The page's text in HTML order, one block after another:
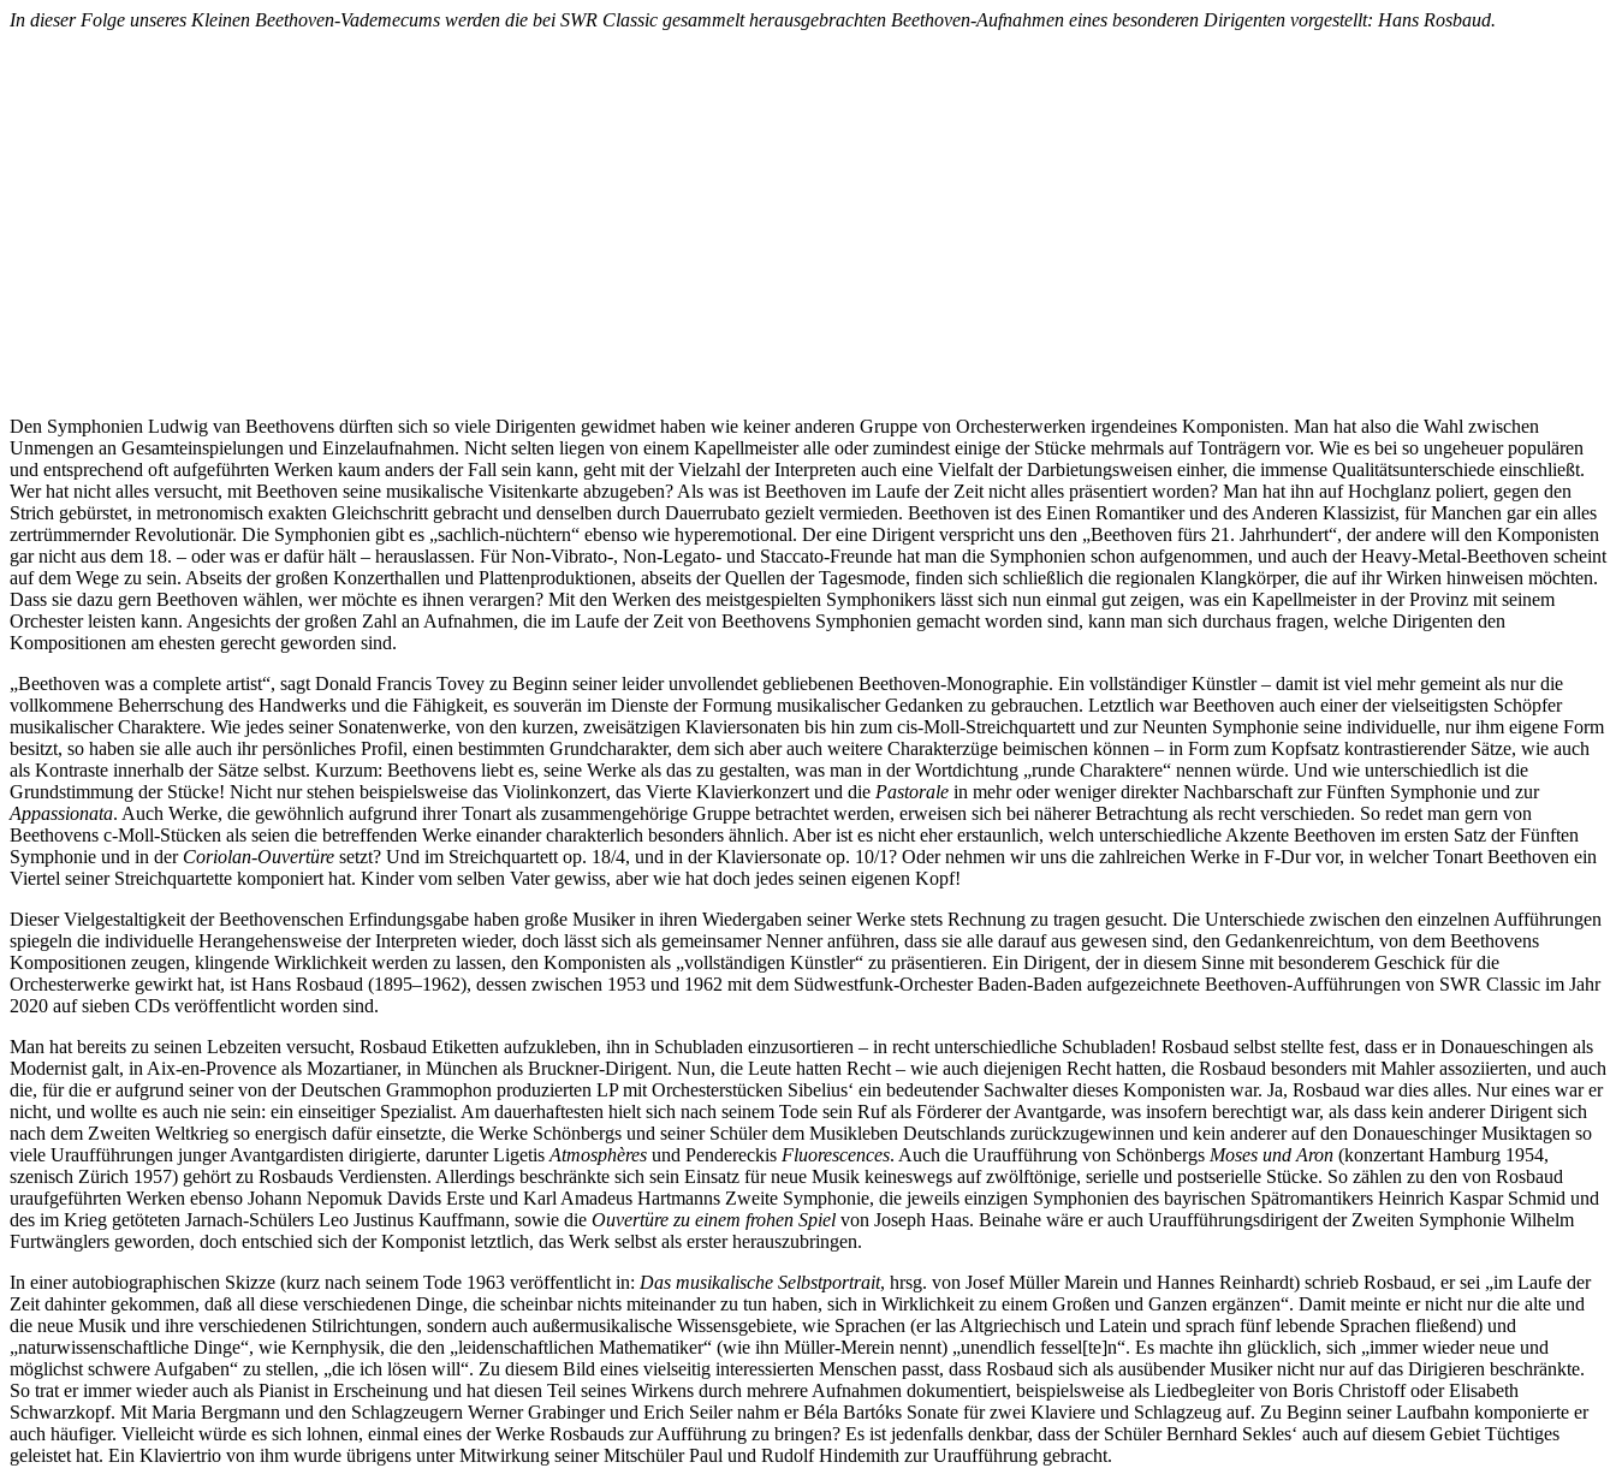
In dieser Folge unseres Kleinen Beethoven-Vademecums werden die bei SWR Classic gesammelt herausgebrachten Beethoven-Aufnahmen eines besonderen Dirigenten vorgestellt: Hans Rosbaud.
Den Symphonien Ludwig van Beethovens dürften sich so viele Dirigenten gewidmet haben wie keiner anderen Gruppe von Orchesterwerken irgendeines Komponisten. Man hat also die Wahl zwischen
Unmengen an Gesamteinspielungen und Einzelaufnahmen. Nicht selten liegen von einem Kapellmeister alle oder zumindest einige der Stücke mehrmals auf Tonträgern vor. Wie es bei so ungeheuer populären
und entsprechend oft aufgeführten Werken kaum anders der Fall sein kann, geht mit der Vielzahl der Interpreten auch eine Vielfalt der Darbietungsweisen einher, die immense Qualitätsunterschiede einschließt.
Wer hat nicht alles versucht, mit Beethoven seine musikalische Visitenkarte abzugeben? Als was ist Beethoven im Laufe der Zeit nicht alles präsentiert worden? Man hat ihn auf Hochglanz poliert, gegen den
Strich gebürstet, in metronomisch exakten Gleichschritt gebracht und denselben durch Dauerrubato gezielt vermieden. Beethoven ist des Einen Romantiker und des Anderen Klassizist, für Manchen gar ein alles
zertrümmernder Revolutionär. Die Symphonien gibt es „sachlich-nüchtern“ ebenso wie hyperemotional. Der eine Dirigent verspricht uns den „Beethoven fürs 21. Jahrhundert“, der andere will den Komponisten
gar nicht aus dem 18. – oder was er dafür hält – herauslassen. Für Non-Vibrato-, Non-Legato- und Staccato-Freunde hat man die Symphonien schon aufgenommen, und auch der Heavy-Metal-Beethoven scheint
auf dem Wege zu sein. Abseits der großen Konzerthallen und Plattenproduktionen, abseits der Quellen der Tagesmode, finden sich schließlich die regionalen Klangkörper, die auf ihr Wirken hinweisen möchten.
Dass sie dazu gern Beethoven wählen, wer möchte es ihnen verargen? Mit den Werken des meistgespielten Symphonikers lässt sich nun einmal gut zeigen, was ein Kapellmeister in der Provinz mit seinem
Orchester leisten kann. Angesichts der großen Zahl an Aufnahmen, die im Laufe der Zeit von Beethovens Symphonien gemacht worden sind, kann man sich durchaus fragen, welche Dirigenten den
Kompositionen am ehesten gerecht geworden sind.
„Beethoven was a complete artist“, sagt Donald Francis Tovey zu Beginn seiner leider unvollendet gebliebenen Beethoven-Monographie. Ein vollständiger Künstler – damit ist viel mehr gemeint als nur die
vollkommene Beherrschung des Handwerks und die Fähigkeit, es souverän im Dienste der Formung musikalischer Gedanken zu gebrauchen. Letztlich war Beethoven auch einer der vielseitigsten Schöpfer
musikalischer Charaktere. Wie jedes seiner Sonatenwerke, von den kurzen, zweisätzigen Klaviersonaten bis hin zum cis-Moll-Streichquartett und zur Neunten Symphonie seine individuelle, nur ihm eigene Form
besitzt, so haben sie alle auch ihr persönliches Profil, einen bestimmten Grundcharakter, dem sich aber auch weitere Charakterzüge beimischen können – in Form zum Kopfsatz kontrastierender Sätze, wie auch
als Kontraste innerhalb der Sätze selbst. Kurzum: Beethovens liebt es, seine Werke als das zu gestalten, was man in der Wortdichtung „runde Charaktere“ nennen würde. Und wie unterschiedlich ist die
Grundstimmung der Stücke! Nicht nur stehen beispielsweise das Violinkonzert, das Vierte Klavierkonzert und die Pastorale in mehr oder weniger direkter Nachbarschaft zur Fünften Symphonie und zur
Appassionata. Auch Werke, die gewöhnlich aufgrund ihrer Tonart als zusammengehörige Gruppe betrachtet werden, erweisen sich bei näherer Betrachtung als recht verschieden. So redet man gern von
Beethovens c-Moll-Stücken als seien die betreffenden Werke einander charakterlich besonders ähnlich. Aber ist es nicht eher erstaunlich, welch unterschiedliche Akzente Beethoven im ersten Satz der Fünften
Symphonie und in der Coriolan-Ouvertüre setzt? Und im Streichquartett op. 18/4, und in der Klaviersonate op. 10/1? Oder nehmen wir uns die zahlreichen Werke in F-Dur vor, in welcher Tonart Beethoven ein
Viertel seiner Streichquartette komponiert hat. Kinder vom selben Vater gewiss, aber wie hat doch jedes seinen eigenen Kopf!
Dieser Vielgestaltigkeit der Beethovenschen Erfindungsgabe haben große Musiker in ihren Wiedergaben seiner Werke stets Rechnung zu tragen gesucht. Die Unterschiede zwischen den einzelnen Aufführungen
spiegeln die individuelle Herangehensweise der Interpreten wieder, doch lässt sich als gemeinsamer Nenner anführen, dass sie alle darauf aus gewesen sind, den Gedankenreichtum, von dem Beethovens
Kompositionen zeugen, klingende Wirklichkeit werden zu lassen, den Komponisten als „vollständigen Künstler“ zu präsentieren. Ein Dirigent, der in diesem Sinne mit besonderem Geschick für die
Orchesterwerke gewirkt hat, ist Hans Rosbaud (1895–1962), dessen zwischen 1953 und 1962 mit dem Südwestfunk-Orchester Baden-Baden aufgezeichnete Beethoven-Aufführungen von SWR Classic im Jahr
2020 auf sieben CDs veröffentlicht worden sind.
Man hat bereits zu seinen Lebzeiten versucht, Rosbaud Etiketten aufzukleben, ihn in Schubladen einzusortieren – in recht unterschiedliche Schubladen! Rosbaud selbst stellte fest, dass er in Donaueschingen als
Modernist galt, in Aix-en-Provence als Mozartianer, in München als Bruckner-Dirigent. Nun, die Leute hatten Recht – wie auch diejenigen Recht hatten, die Rosbaud besonders mit Mahler assoziierten, und auch
die, für die er aufgrund seiner von der Deutschen Grammophon produzierten LP mit Orchesterstücken Sibelius‘ ein bedeutender Sachwalter dieses Komponisten war. Ja, Rosbaud war dies alles. Nur eines war er
nicht, und wollte es auch nie sein: ein einseitiger Spezialist. Am dauerhaftesten hielt sich nach seinem Tode sein Ruf als Förderer der Avantgarde, was insofern berechtigt war, als dass kein anderer Dirigent sich
nach dem Zweiten Weltkrieg so energisch dafür einsetzte, die Werke Schönbergs und seiner Schüler dem Musikleben Deutschlands zurückzugewinnen und kein anderer auf den Donaueschinger Musiktagen so
viele Uraufführungen junger Avantgardisten dirigierte, darunter Ligetis Atmosphères und Pendereckis Fluorescences. Auch die Uraufführung von Schönbergs Moses und Aron (konzertant Hamburg 1954,
szenisch Zürich 1957) gehört zu Rosbauds Verdiensten. Allerdings beschränkte sich sein Einsatz für neue Musik keineswegs auf zwölftönige, serielle und postserielle Stücke. So zählen zu den von Rosbaud
uraufgeführten Werken ebenso Johann Nepomuk Davids Erste und Karl Amadeus Hartmanns Zweite Symphonie, die jeweils einzigen Symphonien des bayrischen Spätromantikers Heinrich Kaspar Schmid und
des im Krieg getöteten Jarnach-Schülers Leo Justinus Kauffmann, sowie die Ouvertüre zu einem frohen Spiel von Joseph Haas. Beinahe wäre er auch Uraufführungsdirigent der Zweiten Symphonie Wilhelm
Furtwänglers geworden, doch entschied sich der Komponist letztlich, das Werk selbst als erster herauszubringen.
In einer autobiographischen Skizze (kurz nach seinem Tode 1963 veröffentlicht in: Das musikalische Selbstportrait, hrsg. von Josef Müller Marein und Hannes Reinhardt) schrieb Rosbaud, er sei „im Laufe der
Zeit dahinter gekommen, daß all diese verschiedenen Dinge, die scheinbar nichts miteinander zu tun haben, sich in Wirklichkeit zu einem Großen und Ganzen ergänzen“. Damit meinte er nicht nur die alte und
die neue Musik und ihre verschiedenen Stilrichtungen, sondern auch außermusikalische Wissensgebiete, wie Sprachen (er las Altgriechisch und Latein und sprach fünf lebende Sprachen fließend) und
„naturwissenschaftliche Dinge“, wie Kernphysik, die den „leidenschaftlichen Mathematiker“ (wie ihn Müller-Merein nennt) „unendlich fessel[te]n“. Es machte ihn glücklich, sich „immer wieder neue und
möglichst schwere Aufgaben“ zu stellen, „die ich lösen will“. Zu diesem Bild eines vielseitig interessierten Menschen passt, dass Rosbaud sich als ausübender Musiker nicht nur auf das Dirigieren beschränkte.
So trat er immer wieder auch als Pianist in Erscheinung und hat diesen Teil seines Wirkens durch mehrere Aufnahmen dokumentiert, beispielsweise als Liedbegleiter von Boris Christoff oder Elisabeth
Schwarzkopf. Mit Maria Bergmann und den Schlagzeugern Werner Grabinger und Erich Seiler nahm er Béla Bartóks Sonate für zwei Klaviere und Schlagzeug auf. Zu Beginn seiner Laufbahn komponierte er
auch häufiger. Vielleicht würde es sich lohnen, einmal eines der Werke Rosbauds zur Aufführung zu bringen? Es ist jedenfalls denkbar, dass der Schüler Bernhard Sekles‘ auch auf diesem Gebiet Tüchtiges
geleistet hat. Ein Klaviertrio von ihm wurde übrigens unter Mitwirkung seiner Mitschüler Paul und Rudolf Hindemith zur Uraufführung gebracht.